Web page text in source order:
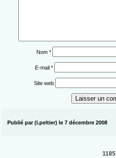
Nom *
E-mail *
Site web
Publié par (l.peltier) le 7 décembre 2008
1185